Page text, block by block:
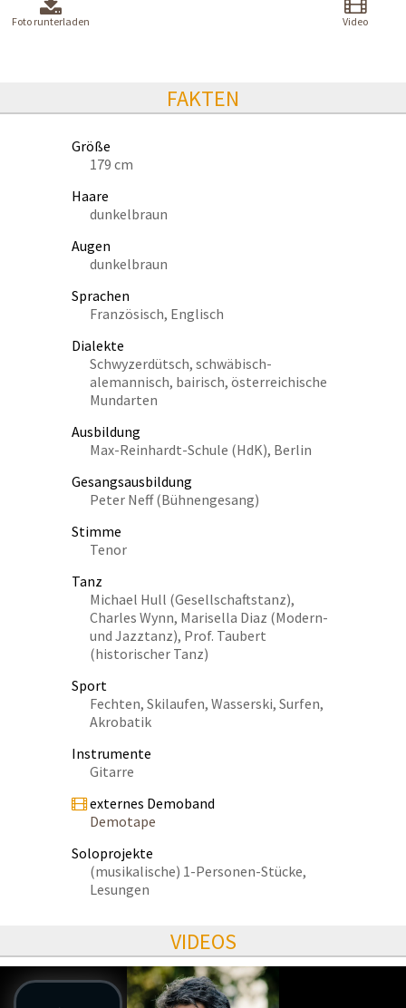
Foto runterladen Video
FAKTEN
Größe
179 cm
Haare
dunkelbraun
Augen
dunkelbraun
Sprachen
Französisch, Englisch
Dialekte
Schwyzerdütsch, schwäbisch-
alemannisch, bairisch, österreichische
Mundarten
Ausbildung
Max-Reinhardt-Schule (HdK), Berlin
Gesangsausbildung
Peter Neff (Bühnengesang)
Stimme
Tenor
Tanz
Michael Hull (Gesellschaftstanz),
Charles Wynn, Marisella Diaz (Modern-
und Jazztanz), Prof. Taubert
(historischer Tanz)
Sport
Fechten, Skilaufen, Wasserski, Surfen,
Akrobatik
Instrumente
Gitarre
externes Demoband
Demotape
Soloprojekte
(musikalische) 1-Personen-Stücke,
Lesungen
VIDEOS